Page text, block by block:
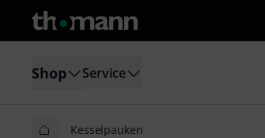
Shop Service
Kesselpauken